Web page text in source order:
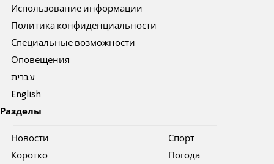
Использование информации
Политика конфиденциальности
Специальные возможности
Оповещения
עברית
English
Разделы
Новости
Коротко
Спорт
Погода